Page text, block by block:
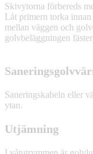
Skivytorna förbereds
Låt primern torka
mellan väggen och
golvbeläggningen
Saneringskabeln eller
ytan.
Utjämning